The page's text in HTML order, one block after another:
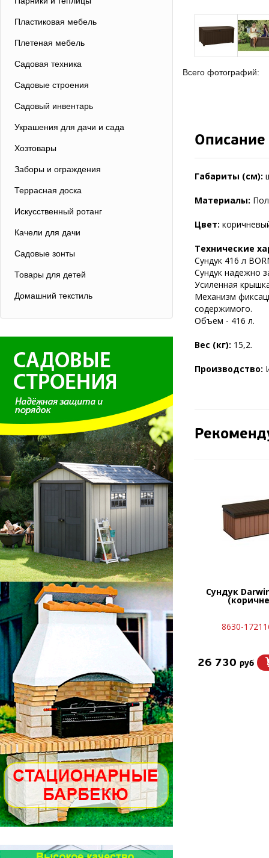
Пластиковая мебель
Плетеная мебель
Садовая техника
Садовые строения
Садовый инвентарь
Украшения для дачи и сада
Хозтовары
Заборы и ограждения
Террасная доска
Искусственный ротанг
Качели для дачи
Садовые зонты
Товары для детей
Домашний текстиль
Всего фотографий:
Описание
Габариты (см):
Материалы:
Цвет:
Технические
Сундук 416 л
Сундук надежно
Усиленная
Механизм
содержимого.
Объем - 416 л.
Вес (кг): 15,2.
Производство:
Сундук
8630-
26 730 руб